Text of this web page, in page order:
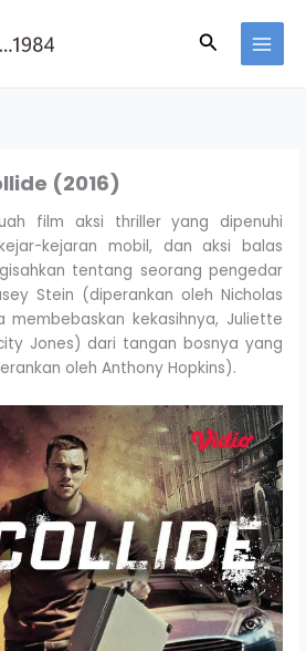
Search
(2016)
film aksi thriller yang dipenuhi
kejaran mobil, dan aksi balas
tentang seorang pengedar
Stein (diperankan oleh Nicholas
kekasihnya, Juliette
Jones) dari tangan bosnya yang
oleh Anthony Hopkins).